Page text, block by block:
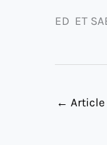
ED ET
←